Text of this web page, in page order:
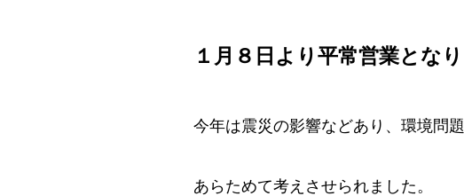
１月８日より平常営業となり
今年は震災の影響などあり、環境問
あらためて考えさせられました。